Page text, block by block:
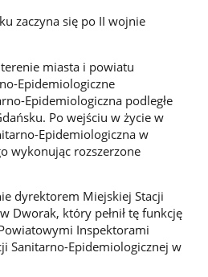
zaczyna się po II wojnie
miasta i powiatu
Epidemiologiczne
Epidemiologiczna podległe
Po wejściu w życie w
Epidemiologiczna w
wykonując rozszerzone
dyrektorem Miejskiej Stacji
Dworak, który pełnił tę funkcję
Inspektorami
Sanitarno-Epidemiologicznej w